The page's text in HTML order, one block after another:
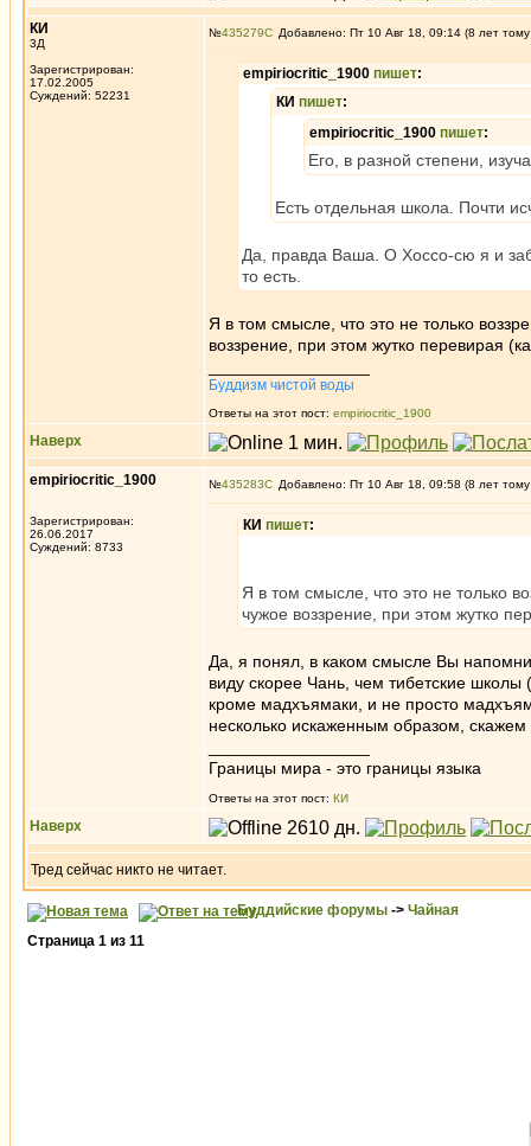
КИ
3Д
Зарегистрирован:
17.02.2005
Суждений: 52231
№435279 Добавлено: Пт 10 Авг 18, 09:14 (8 лет
empiriocritic_1900 пишет:
КИ пишет:
empiriocritic_1900 пишет:
Его, в разной степени,
Есть отдельная школа. Почти
Да, правда Ваша. О Хоссо-сю я и
то есть.
Я в том смысле, что это не только
воззрение, при этом жутко перевирая
Буддизм чистой воды
Ответы на этот пост: empiriocritic_1900
Наверх
empiriocritic_1900
Зарегистрирован:
26.06.2017
Суждений: 8733
№435283 Добавлено: Пт 10 Авг 18, 09:58 (8 лет
КИ пишет:
Я в том смысле, что это не только
чужое воззрение, при этом жутко
Да, я понял, в каком смысле Вы
виду скорее Чань, чем тибетские школы
кроме мадхъямаки, и не просто
несколько искаженным образом, скажем
Границы мира - это границы языка
Ответы на этот пост: КИ
Наверх
Тред сейчас никто не читает.
Буддийские форумы -> Чайная
Страница 1 из 11